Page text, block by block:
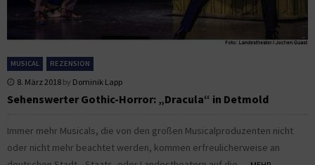
MUSICAL REZENSION
8. März 2018 by Dominik Lapp
Sehenswerter Gothic-Horror: „Dracula“ in Detmold
Immer mehr Musicals, die von den großen Musicalproduzenten nicht
oder nicht mehr beachtet werden, kommen erfreulicherweise an